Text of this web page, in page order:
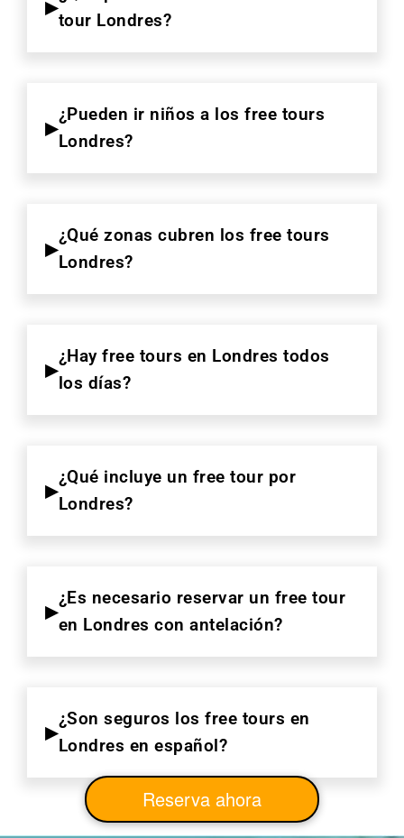
tour Londres?
¿Pueden ir niños a los free tours
Londres?
¿Qué zonas cubren los free tours
Londres?
¿Hay free tours en Londres todos
los días?
¿Qué incluye un free tour por
Londres?
¿Es necesario reservar un free tour
en Londres con antelación?
¿Son seguros los free tours en
Londres en español?
Reserva ahora